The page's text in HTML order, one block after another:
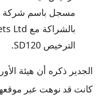
الترخيص SD120.